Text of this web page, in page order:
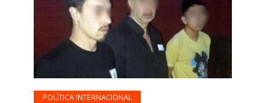
POLÍTICA INTERNACIONAL